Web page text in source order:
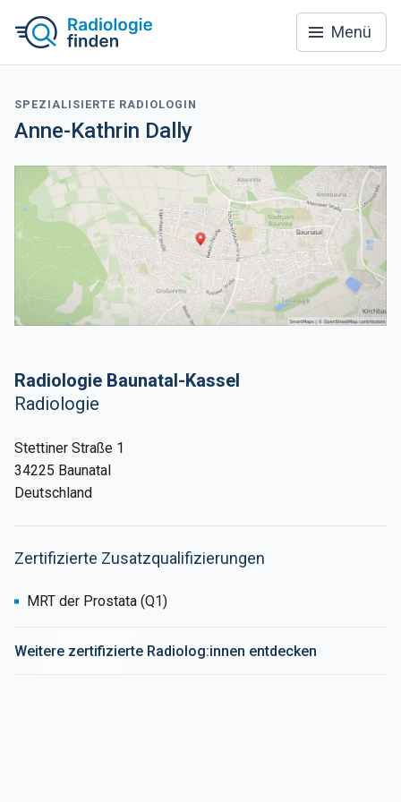
Menü
SPEZIALISIERTE RADIOLOGIN
Anne-Kathrin Dally
Radiologie Baunatal-Kassel
Radiologie
Stettiner Straße 1
34225 Baunatal
Deutschland
Zertifizierte Zusatzqualifizierungen
MRT der Prostata (Q1)
Weitere zertifizierte Radiolog:innen entdecken